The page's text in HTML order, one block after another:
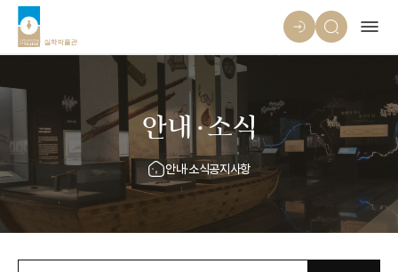
안내·소식
안내·소식공지사항